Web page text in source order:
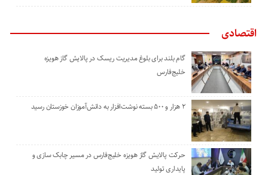
اقتصادی
گام بلند برای بلوغ مدیریت ریسک در پالایش گاز هویزه
خلیج‌فارس
۲ هزار و ۵۰۰ بسته نوشت‌افزار به دانش‌آموزان خوزستان رسید
حرکت پالایش گاز هویزه خلیج‌فارس در مسیر چابک سازی و
پایداری تولید